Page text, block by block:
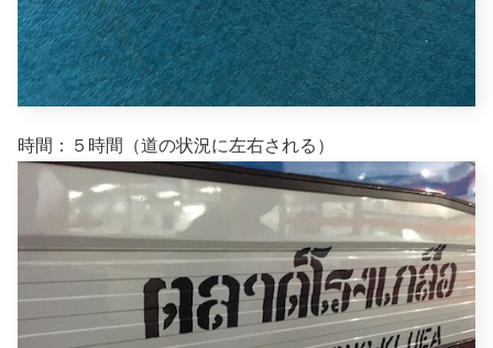
時間：５時間（道の状況に左右される）